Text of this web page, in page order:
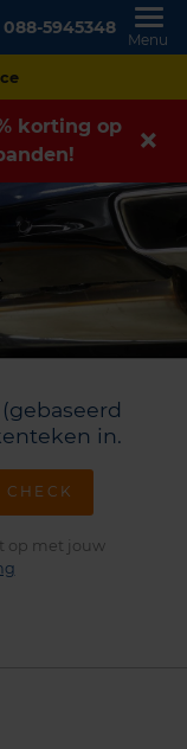
088-5945348
Menu
korting op
in.
CHECK
op met jouw